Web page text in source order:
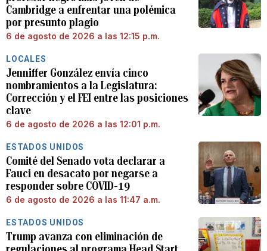
Cambridge a enfrentar una polémica
por presunto plagio
6 de agosto de 2026 a las 12:15 p.m.
LOCALES
Jenniffer González envía cinco
nombramientos a la Legislatura:
Corrección y el FEI entre las posiciones
clave
6 de agosto de 2026 a las 12:01 p.m.
ESTADOS UNIDOS
Comité del Senado vota declarar a
Fauci en desacato por negarse a
responder sobre COVID-19
6 de agosto de 2026 a las 11:47 a.m.
ESTADOS UNIDOS
Trump avanza con eliminación de